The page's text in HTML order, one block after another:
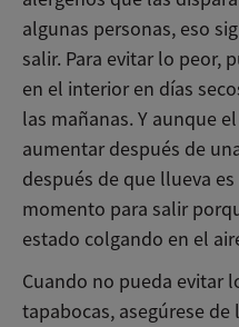
algunas personas, eso
salir. Para evitar lo peor,
en el interior en días
las mañanas. Y aunque
aumentar después de
después de que llueva
momento para salir
estado colgando en el
Cuando no pueda evitar
tapabocas, asegúrese